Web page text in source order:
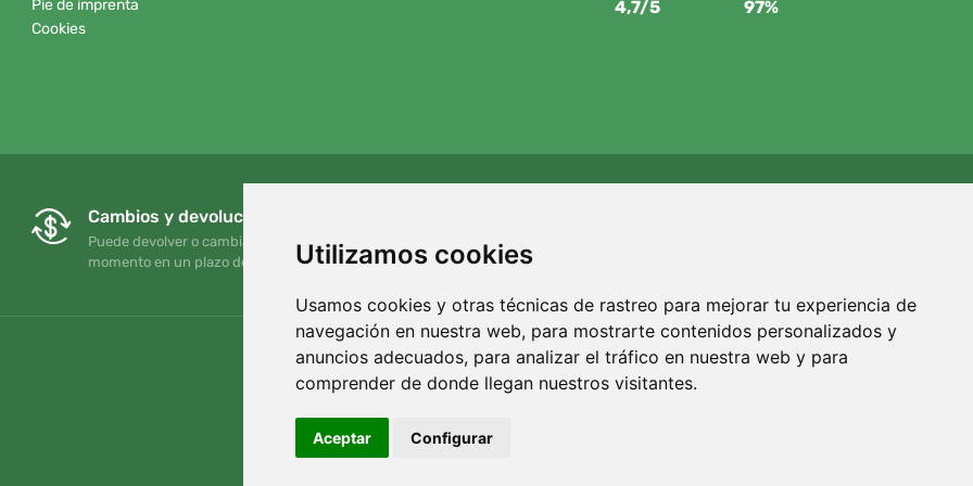
Utilizamos cookies
Usamos cookies y otras técnicas de rastreo para mejorar tu experiencia de
navegación en nuestra web, para mostrarte contenidos personalizados y
anuncios adecuados, para analizar el tráfico en nuestra web y para
comprender de donde llegan nuestros visitantes.
Aceptar Configurar
Pie de imprenta
Cookies
4,7/5 97%
Cambios y devoluciones gratuitos
Puede devolver o cambiar su pedido en cualquier
momento en un plazo de 90 días